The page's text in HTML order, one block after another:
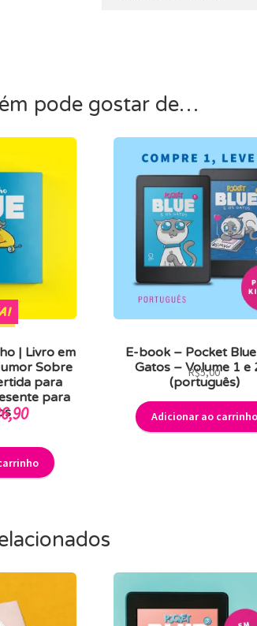
pode gostar de…
| Livro em
Sobre
para
para
é:
R$36,90.
E-book – Pocket
Gatos – Volume 1 e
(português)
R$5,00
Adicionar ao carrinho